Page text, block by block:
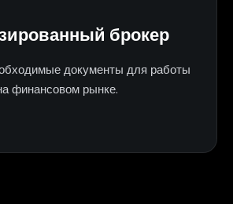
брокер
документы для работы
финансовом рынке.